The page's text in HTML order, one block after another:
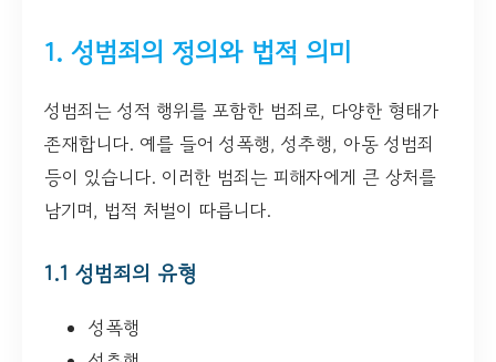
1. 성범죄의 정의와 법적 의미
성범죄는 성적 행위를 포함한 범죄로, 다양한 형태가
존재합니다. 예를 들어 성폭행, 성추행, 아동 성범죄
등이 있습니다. 이러한 범죄는 피해자에게 큰 상처를
남기며, 법적 처벌이 따릅니다.
1.1 성범죄의 유형
성폭행